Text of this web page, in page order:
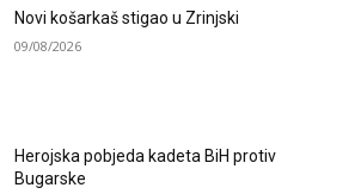
Novi košarkaš stigao u Zrinjski
09/08/2026
Herojska pobjeda kadeta BiH protiv
Bugarske